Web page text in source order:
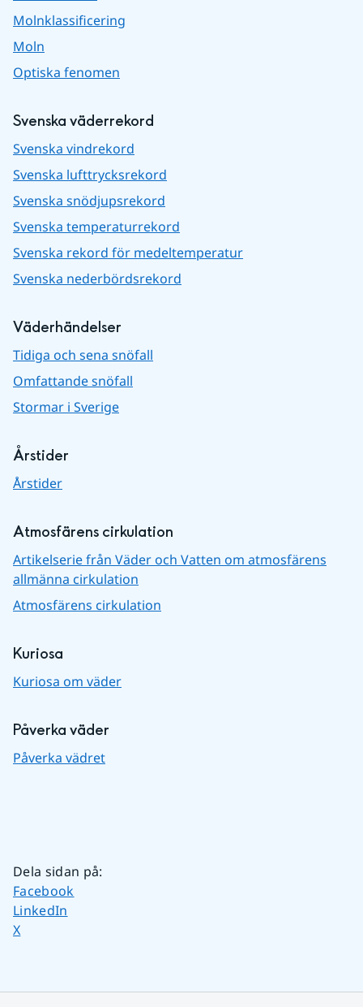
Molnklassificering
Moln
Optiska fenomen
Svenska väderrekord
Svenska vindrekord
Svenska lufttrycksrekord
Svenska snödjupsrekord
Svenska temperaturrekord
Svenska rekord för medeltemperatur
Svenska nederbördsrekord
Väderhändelser
Tidiga och sena snöfall
Omfattande snöfall
Stormar i Sverige
Årstider
Årstider
Atmosfärens cirkulation
Artikelserie från Väder och Vatten om atmosfärens
allmänna cirkulation
Atmosfärens cirkulation
Kuriosa
Kuriosa om väder
Påverka väder
Påverka vädret
Dela sidan på:
Dela sidan på
Facebook
Dela sidan på
LinkedIn
Dela sidan på
X